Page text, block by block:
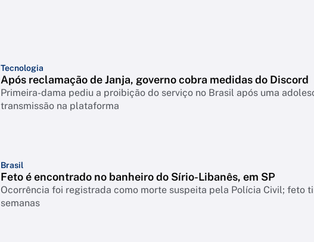
Tecnologia
Após reclamação de Janja, governo cobra medidas do Discord
Primeira-dama pediu a proibição do serviço no Brasil após uma
transmissão na plataforma
Brasil
Feto é encontrado no banheiro do Sírio-Libanês, em SP
Ocorrência foi registrada como morte suspeita pela Polícia Civil; feto
semanas